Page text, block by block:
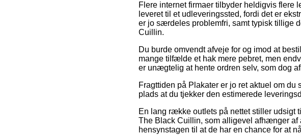
Flere internet firmaer tilbyder heldigvis flere
leveret til et udleveringssted, fordi det er
er jo særdeles problemfri, samt typisk tillige
Cuillin.
Du burde omvendt afveje for og imod at
mange tilfælde et hak mere pebret, men
er unægtelig at hente ordren selv, som dog
Fragttiden på Plakater er jo ret aktuel om
plads at du tjekker den estimerede
En lang række outlets på nettet stiller
The Black Cuillin, som alligevel afhænger af
hensynstagen til at de har en chance for at